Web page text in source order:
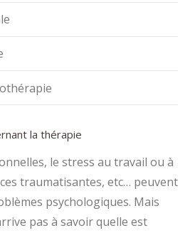
la thérapie
le stress au travail ou à
traumatisantes, etc… peuvent
psychologiques. Mais
pas à savoir quelle est